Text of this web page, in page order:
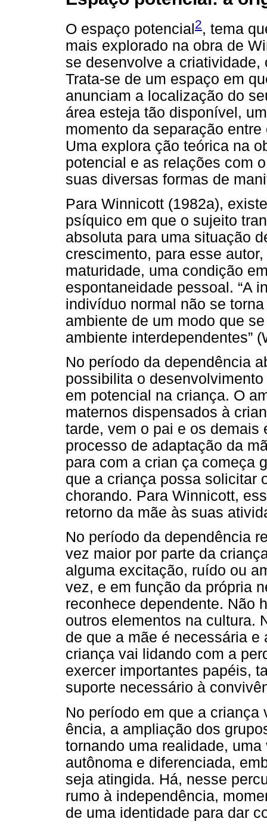
O espaço potencial2, tema
mais explorado na obra de
se desenvolve a
Trata-se de um espaço em
anunciam a localização do
área esteja tão disponível,
momento da separação entre
Uma explora ção teórica na
potencial e as relações com
suas diversas formas de
Para Winnicott (1982a),
psíquico em que o sujeito
absoluta para uma situação
crescimento, para esse
maturidade, uma condição
espontaneidade pessoal. “A
indivíduo normal não se
ambiente de um modo que
ambiente interdependentes”
No período da dependência
possibilita o
em potencial na criança. O
maternos dispensados à
tarde, vem o pai e os demais
processo de adaptação da
para com a crian ça começa
que a criança possa solicitar
chorando. Para Winnicott,
retorno da mãe às suas
No período da dependência
vez maior por parte da
alguma excitação, ruído ou
vez, e em função da própria
reconhece dependente. Não
outros elementos na cultura.
de que a mãe é necessária
criança vai lidando com a
exercer importantes papéis,
suporte necessário à
No período em que a
ência, a ampliação dos
tornando uma realidade,
autônoma e diferenciada,
seja atingida. Há, nesse
rumo à independência,
de uma identidade para dar